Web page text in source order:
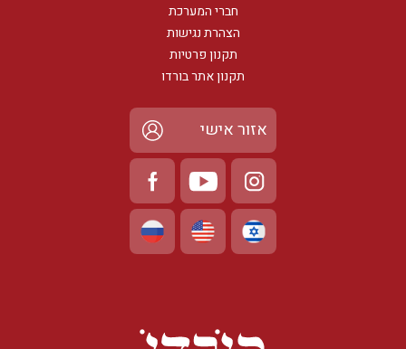
חברי המערכת
הצהרת נגישות
תקנון פרטיות
תקנון אתר בורדו
אזור אישי